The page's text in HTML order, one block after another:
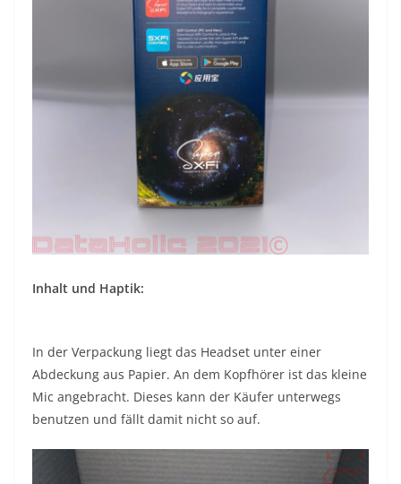
Inhalt und Haptik:
In der Verpackung liegt das Headset unter einer
Abdeckung aus Papier. An dem Kopfhörer ist das kleine
Mic angebracht. Dieses kann der Käufer unterwegs
benutzen und fällt damit nicht so auf.